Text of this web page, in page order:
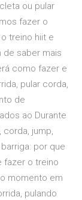
ou pular
fazer o
treino hiit e
saber mais
como fazer e
pular corda,
de
ao Durante
jump,
por que
o treino
momento em
pulando